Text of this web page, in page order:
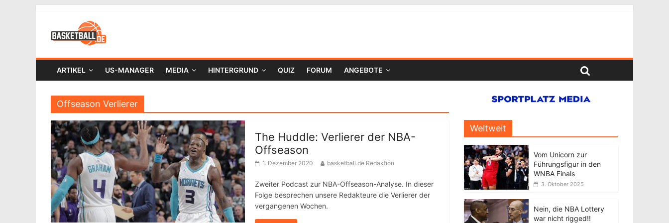
ARTIKEL US-MANAGER MEDIA HINTERGRUND QUIZ FORUM ANGEBOTE
Offseason Verlierer
The Huddle: Verlierer der NBA-
Offseason
1. Dezember 2020 basketball.de Redaktion
Zweiter Podcast zur NBA-Offseason-Analyse. In dieser
Folge besprechen unsere Redakteure die Verlierer der
vergangenen Wochen.
Weltweit
Vom Unicorn zur
Führungsfigur in den
WNBA Finals
3. Oktober 2025
Nein, die NBA Lottery
war nicht rigged!!